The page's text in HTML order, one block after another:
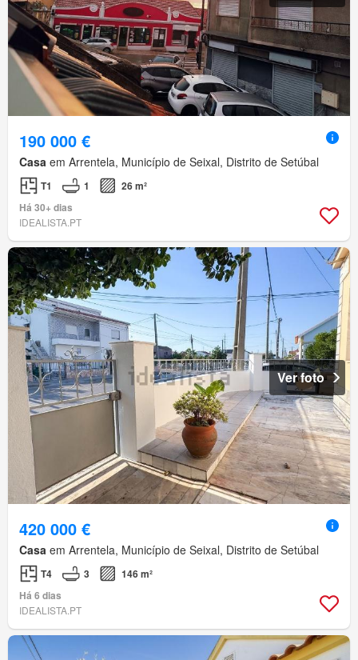
190 000 €
Casa em Arrentela, Município de Seixal, Distrito de Setúbal
T1 1
26 m²
Há 30+ dias
IDEALISTA.PT
Ver foto
420 000 €
Casa em Arrentela, Município de Seixal, Distrito de Setúbal
T4 3
146 m²
Há 6 dias
IDEALISTA.PT